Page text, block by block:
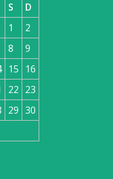
S
D
1
2
8
9
15
16
22 23
29 30